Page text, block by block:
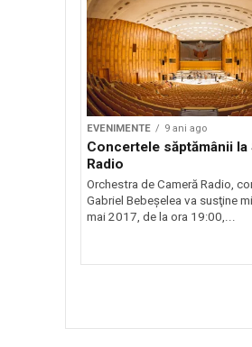
EVENIMENTE 9 ani ago
Concertele săptămânii la
Radio
Orchestra de Cameră Radio,
Gabriel Bebeşelea va susţine
mai 2017, de la ora 19:00,...